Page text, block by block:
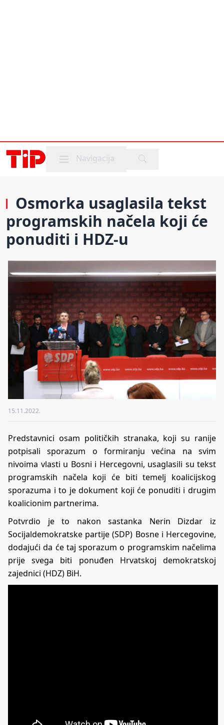
Mobile menu
Navigacija
Osmorka usaglasila tekst
programskih načela koji će
ponuditi i HDZ-u
15.11.2022.
Predstavnici osam političkih stranaka, koji su ranije
potpisali sporazum o formiranju većina na svim
nivoima vlasti u Bosni i Hercegovni, usaglasili su tekst
programskih načela koji će biti temelj koalicijskog
sporazuma i to je dokument koji će ponuditi i drugim
koalicionim partnerima.
Potvrdio je to nakon sastanka Nerin Dizdar iz
Socijaldemokratske partije (SDP) Bosne i Hercegovine,
dodajući da će taj sporazum o programskim načelima
prije svega biti ponuđen Hrvatskoj demokratskoj
zajednici (HDZ) BiH.